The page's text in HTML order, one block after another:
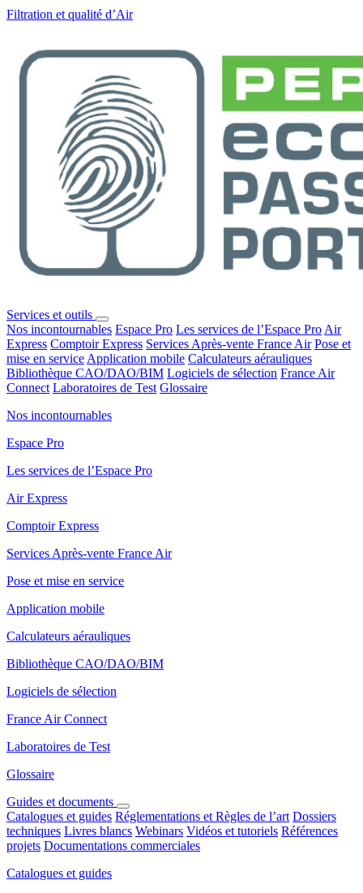
Filtration et qualité d’Air
Services et outils
Nos incontournables Espace Pro Les services de l’Espace Pro Air
Express Comptoir Express Services Après-vente France Air Pose et
mise en service Application mobile Calculateurs aérauliques
Bibliothèque CAO/DAO/BIM Logiciels de sélection France Air
Connect Laboratoires de Test Glossaire
Nos incontournables
Espace Pro
Les services de l’Espace Pro
Air Express
Comptoir Express
Services Après-vente France Air
Pose et mise en service
Application mobile
Calculateurs aérauliques
Bibliothèque CAO/DAO/BIM
Logiciels de sélection
France Air Connect
Laboratoires de Test
Glossaire
Guides et documents
Catalogues et guides Réglementations et Règles de l’art Dossiers
techniques Livres blancs Webinars Vidéos et tutoriels Références
projets Documentations commerciales
Catalogues et guides